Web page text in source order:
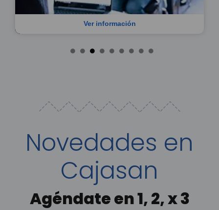
Ver información
Novedades en
Cajasan
Agéndate en 1, 2, x 3